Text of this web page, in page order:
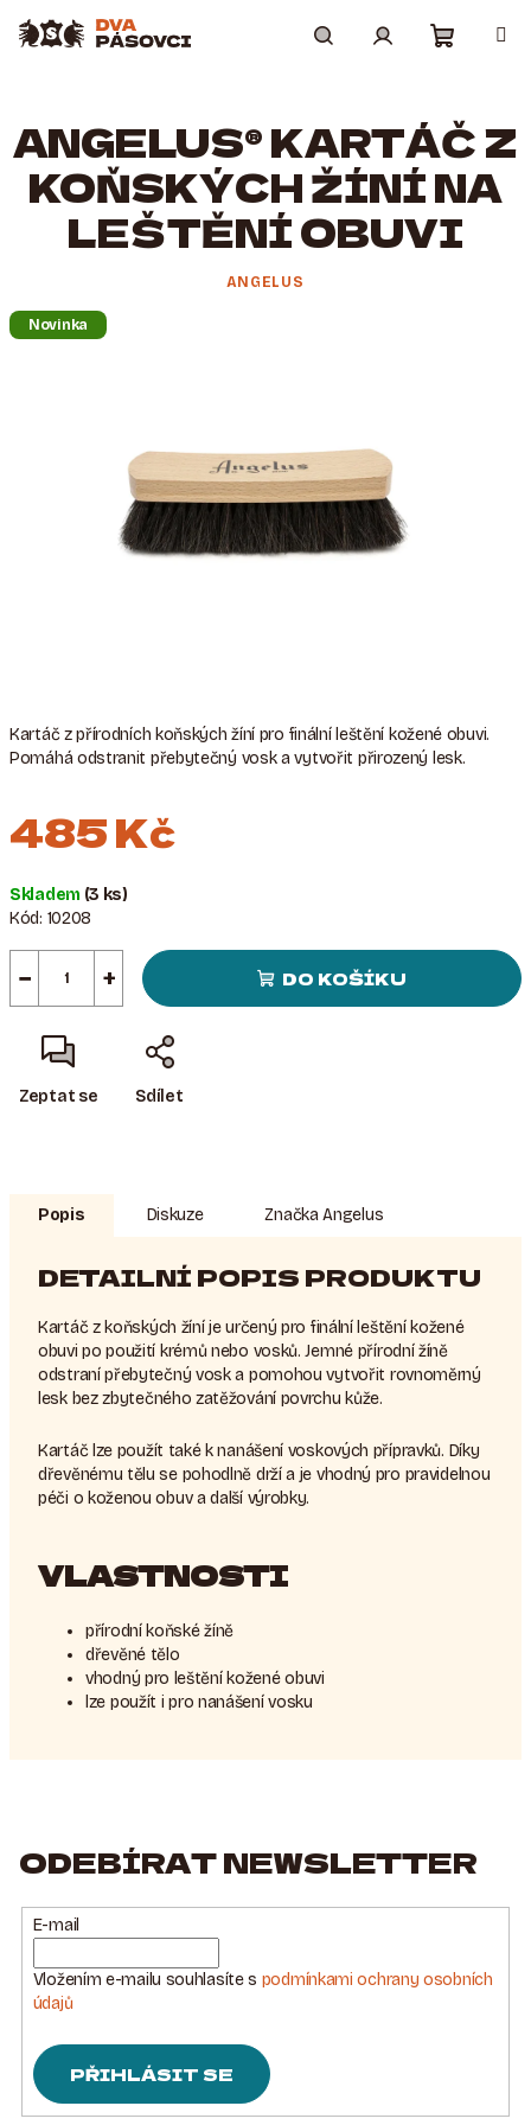
košík
Kartáč z přírodních koňských žíní pro finální leštění kožené obuvi.
Pomáhá odstranit přebytečný vosk a vytvořit přirozený lesk.
485 Kč
cena:
Skladem (3 ks)
Kód: 10208
+
− DO KOŠÍKU
Zeptat se Sdílet
ANGELUS® KARTÁČ Z
KOŇSKÝCH ŽÍNÍ NA
LEŠTĚNÍ OBUVI
ANGELUS
Novinka
Popis Diskuze ZnačkaAngelus
DETAILNÍ POPIS PRODUKTU
Kartáč z koňských žíní je určený pro finální leštění kožené
obuvi po použití krémů nebo vosků. Jemné přírodní žíně
odstraní přebytečný vosk a pomohou vytvořit rovnoměrný
lesk bez zbytečného zatěžování povrchu kůže.
Kartáč lze použít také k nanášení voskových přípravků. Díky
dřevěnému tělu se pohodlně drží a je vhodný pro pravidelnou
péči o koženou obuv a další výrobky.
VLASTNOSTI
přírodní koňské žíně
dřevěné tělo
vhodný pro leštění kožené obuvi
lze použít i pro nanášení vosku
ODEBÍRAT NEWSLETTER
E-mail
Vložením e-mailu souhlasíte s podmínkami ochrany osobních
údajů
PŘIHLÁSIT SE